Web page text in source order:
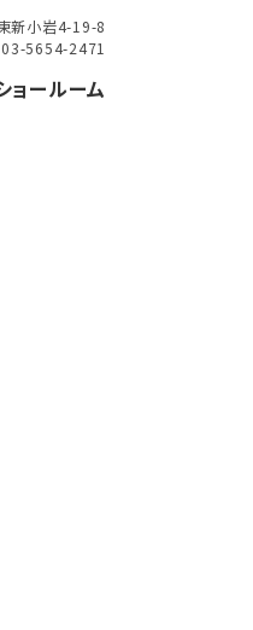
新小岩4-19-8
5654-2471
ョールーム